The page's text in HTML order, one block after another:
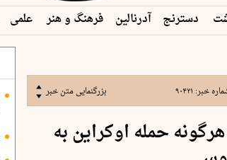
م…
دسترنج آدرنالین فرهنگ و هنر علمی
خبر: ۹۰۴۲۱ بزرگنمایی متن خبر
حمله اوکراین به